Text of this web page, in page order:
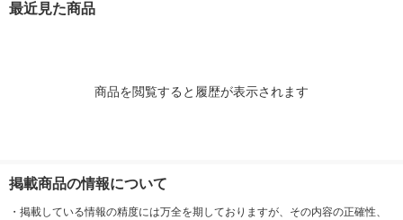
最近見た商品
商品を閲覧すると履歴が表示されます
掲載商品の情報について
・ 掲載している情報の精度には万全を期しておりますが、その内容の正確性、